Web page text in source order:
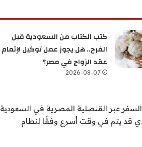
كتب الكتاب من السعودية قبل
الفرح.. هل يجوز عمل توكيل لإتمام
عقد الزواج في مصر؟
2026-08-07
عبر القنصلية المصرية في السعودية
قد يتم في وقت أسرع وفقًا لنظام